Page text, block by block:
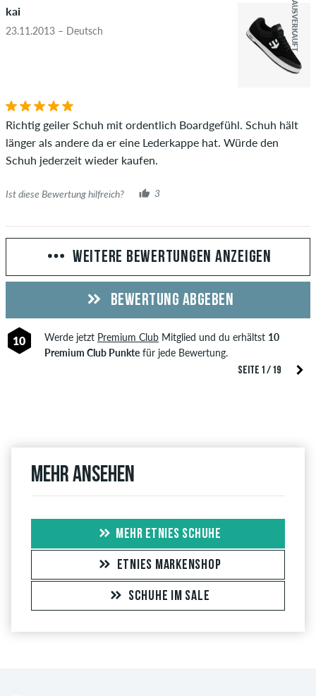
kai
23.11.2013 – Deutsch AUSVERKAUFT
Richtig geiler Schuh mit ordentlich Boardgefühl. Schuh hält
länger als andere da er eine Lederkappe hat. Würde den
Schuh jederzeit wieder kaufen.
Ist diese Bewertung hilfreich? 3
SEITE 1 / 19
WEITERE BEWERTUNGEN ANZEIGEN
BEWERTUNG ABGEBEN
10 Werde jetzt Premium ClubMitglied und du erhältst 10
Premium Club Punktefür jede Bewertung.
Mehr ansehen
MEHR ETNIES SCHUHE
ETNIES MARKENSHOP
SCHUHE IM SALE